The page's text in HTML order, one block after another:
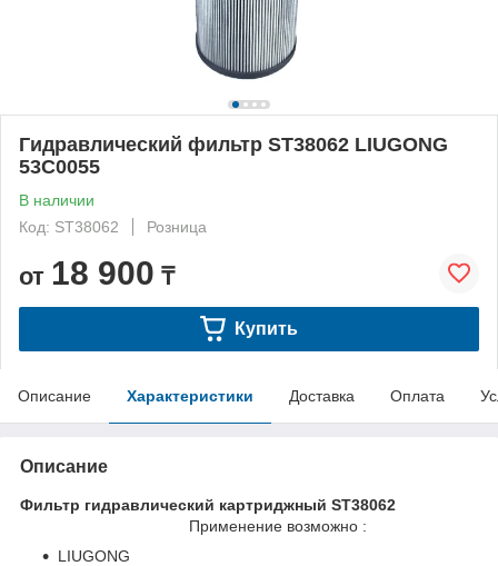
Гидравлический фильтр ST38062 LIUGONG
53C0055
В наличии
Код: ST38062
Розница
от 18 900 ₸
Купить
Описание Характеристики Доставка Оплата
Описание
Фильтр гидравлический картриджный ST38062
Применение возможно :
LIUGONG